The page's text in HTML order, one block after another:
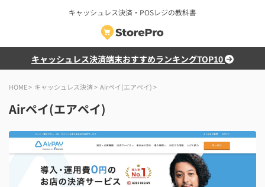
キャッシュレス決済・POSレジの教科書
キャッシュレス決済端末おすすめランキングTOP10
HOME> キャッシュレス決済> Airペイ(エアペイ)>
Airペイ(エアペイ)